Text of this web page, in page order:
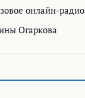
онлайн-радио
Огаркова